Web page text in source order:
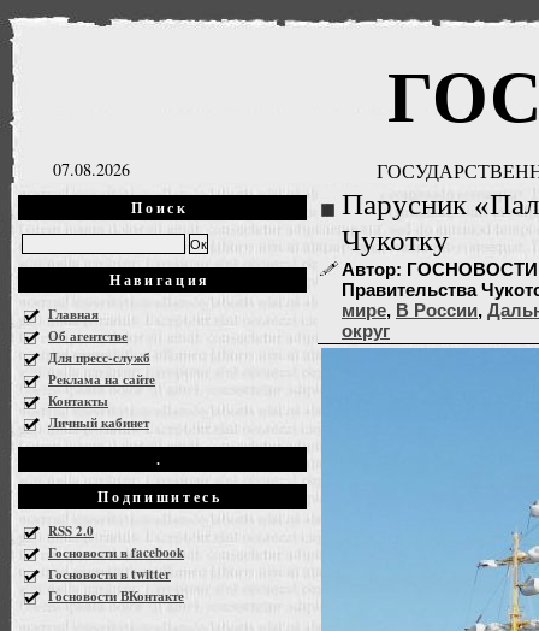
07.08.2026
Поиск
Навигация
Главная
Об агентстве
Для пресс-служб
Реклама на сайте
Контакты
Личный кабинет
.
Подпишитесь
RSS 2.0
Госновости в facebook
Госновости в twitter
Госновости ВКонтакте
Парусник
Чукотку
Автор: ГОСНОВОСТИ,
Правительства
мире, В России,
округ